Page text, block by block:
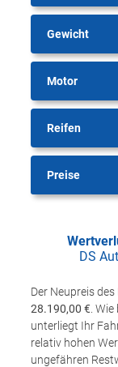
Gewicht
Motor
Reifen
Preise
DS
Der Neupreis des
28.190,00 € .
unterliegt Ihr
relativ hohen
ungefähren